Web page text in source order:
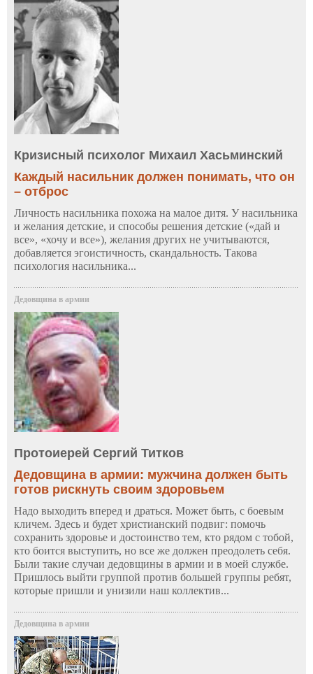
Кризисный психолог Михаил Хасьминский
Каждый насильник должен понимать, что он
– отброс
Личность насильника похожа на малое дитя. У насильника
и желания детские, и способы решения детские («дай и
все», «хочу и все»), желания других не учитываются,
добавляется эгоистичность, скандальность. Такова
психология насильника...
Дедовщина в армии
Протоиерей Сергий Титков
Дедовщина в армии: мужчина должен быть
готов рискнуть своим здоровьем
Надо выходить вперед и драться. Может быть, с боевым
кличем. Здесь и будет христианский подвиг: помочь
сохранить здоровье и достоинство тем, кто рядом с тобой,
кто боится выступить, но все же должен преодолеть себя.
Были такие случаи дедовщины в армии и в моей службе.
Пришлось выйти группой против большей группы ребят,
которые пришли и унизили наш коллектив...
Дедовщина в армии